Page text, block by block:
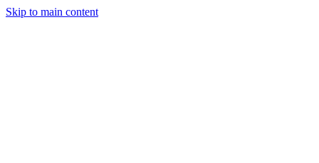
Skip to main content